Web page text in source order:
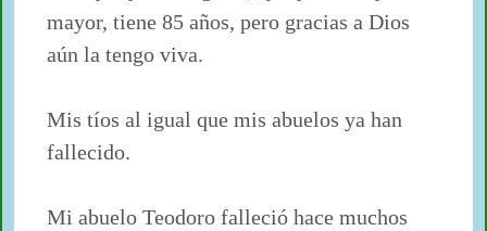
mayor, tiene 85 años, pero gracias a Dios
aún la tengo viva.
Mis tíos al igual que mis abuelos ya han
fallecido.
Mi abuelo Teodoro falleció hace muchos